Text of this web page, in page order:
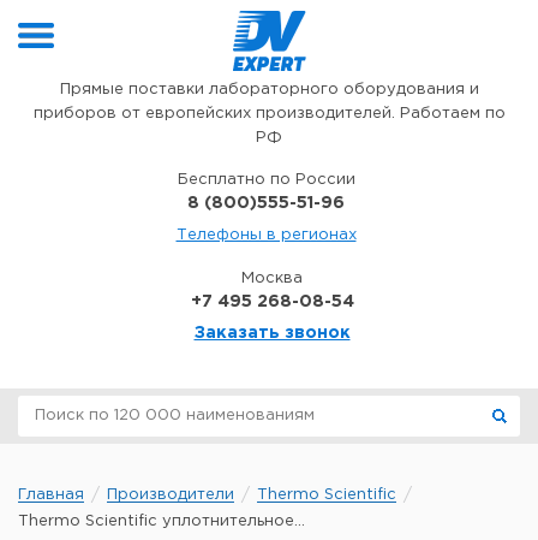
Прямые поставки лабораторного оборудования и
приборов от европейских производителей. Работаем по
РФ
Бесплатно по России
8 (800)555-51-96
Телефоны в регионах
Москва
+7 495 268-08-54
Заказать звонок
Главная Производители
Thermo Scientific
Thermo Scientific уплотнительное...